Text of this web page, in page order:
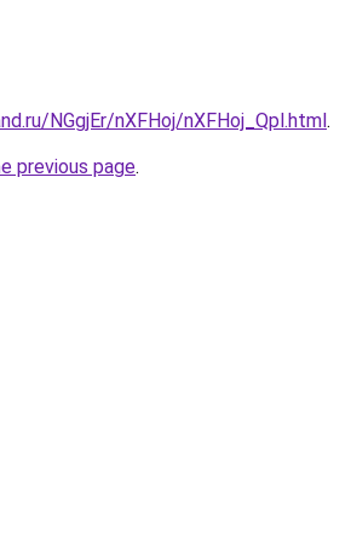
NGgjEr/nXFHoj/nXFHoj_Qpl.html.
previous page.